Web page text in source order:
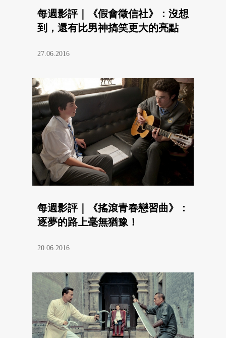
每週影評｜《假會徵信社》：沒想
到，還有比男神搞笑更大的亮點
27.06.2016
每週影評｜《搖滾青春戀習曲》：
逐夢的路上毫無猶豫！
20.06.2016